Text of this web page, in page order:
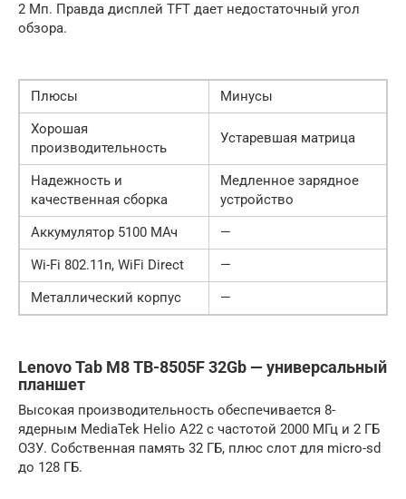
2 Мп. Правда дисплей TFT дает недостаточный угол
обзора.
Плюсы
Минусы
Хорошая
производительность
Устаревшая матрица
Надежность и
качественная сборка
Медленное зарядное
устройство
Аккумулятор 5100 МАч
—
Wi-Fi 802.11n, WiFi Direct
—
Металлический корпус
—
Lenovo Tab M8 TB-8505F 32Gb — универсальный
планшет
Высокая производительность обеспечивается 8-
ядерным MediaTek Helio A22 с частотой 2000 МГц и 2 ГБ
ОЗУ. Собственная память 32 ГБ, плюс слот для micro-sd
до 128 ГБ.